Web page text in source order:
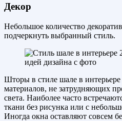
Декор
Небольшое количество
подчеркнуть выбранный стиль.
Шторы в стиле шале в
материалов, не затрудняющих
света. Наиболее часто
ткани без рисунка или с
Иногда окна оставляют совсем